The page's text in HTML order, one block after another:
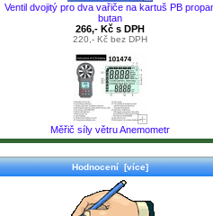
Ventil dvojitý pro dva vařiče na kartuš PB
butan
266,- Kč s DPH
220,- Kč bez DPH
Měřič síly větru Anemometr
Hodnocení [více]